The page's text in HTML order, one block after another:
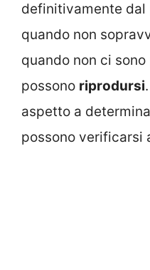
definitivamente dal
quando non
quando non ci
possono riprodursi
aspetto a
possono verificarsi